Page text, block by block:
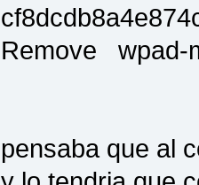
Remove wpad-
pensaba que al